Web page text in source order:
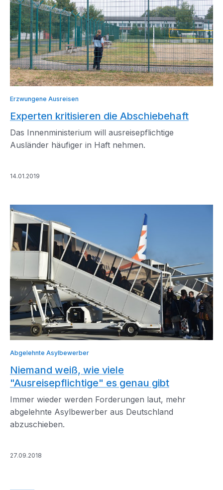
Erzwungene Ausreisen
Experten kritisieren die Abschiebehaft
Das Innenministerium will ausreisepflichtige
Ausländer häufiger in Haft nehmen.
14.01.2019
Abgelehnte Asylbewerber
Niemand weiß, wie viele
"Ausreisepflichtige" es genau gibt
Immer wieder werden Forderungen laut, mehr
abgelehnte Asylbewerber aus Deutschland
abzuschieben.
27.09.2018